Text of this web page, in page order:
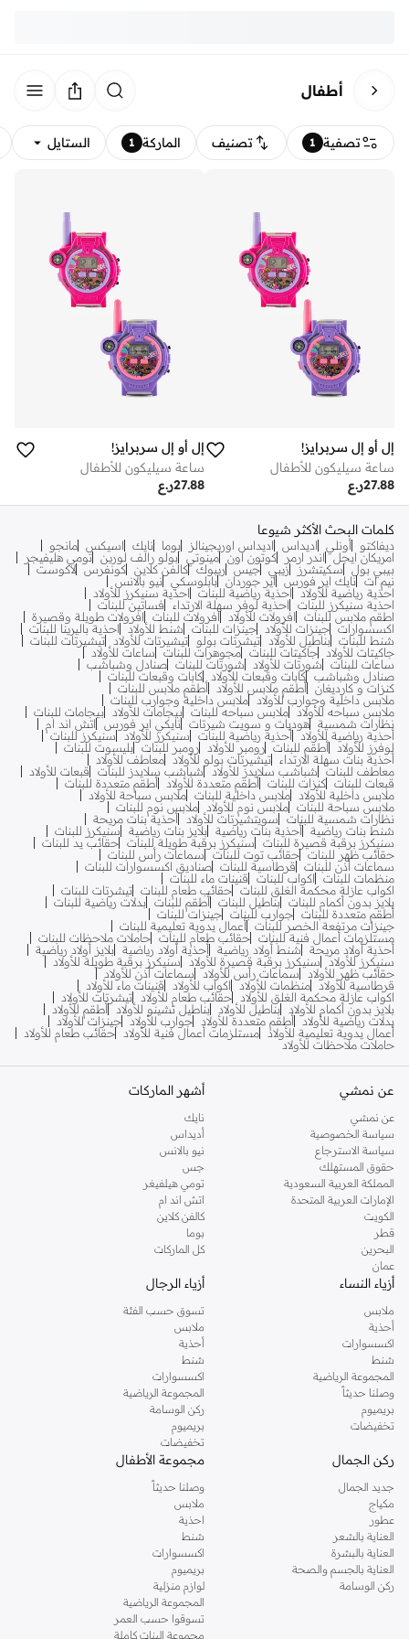
أطفال
تصفية 1 تصنيف الماركة 1 الستايل
إل أو إل سربرايز!
ساعة سيليكون للأطفال
ر.ع27.88
إل أو إل سربرايز!
ساعة سيليكون للأطفال
ر.ع27.88
كلمات البحث الأكثر شيوعا
ديفاكتو أونلي اديداس اديداس اوريجينالز بوما نايك اسيكس مانجو
امريكان ايجل
اندر ارمر كوتون اون مينوتي بولو رالف لورين تومي هليفيجر
بيبي بول
سكيتشرز زيبي جيس ريبوك كالفن كلاين كونفرس لاكوست
نيم ات نايك اير فورس اير جوردان بابلوسكي نيو بالانس
احذية رياضية للأولاد
احذية رياضية للبنات
احذية سنيكرز للأولاد
احذية سنيكرز للبنات
احذية لوفر سهلة الارتداء
فساتين للبنات
اطقم ملابس للبنات
افرولات للأولاد افرولات للبنات
افرولات طويلة وقصيرة
اكسسوارات جينزات للأولاد جينزات للبنات شنط للأولاد
احذية باليرينا للبنات
شنط للبنات بناطيل للأولاد تيشرتات بولو تيشيرتات للأولاد
تيشيرتات للبنات
جاكيتات للأولاد
جاكيتات للبنات مجوهرات للبنات
ساعات للأولاد
ساعات للبنات
شورتات للأولاد شورتات للبنات صنادل وشباشب
صنادل وشباشب كابات وقبعات للأولاد
كابات وقبعات للبنات
كنزات و كارديغان أطقم ملابس للأولاد
أطقم ملابس للبنات
ملابس داخلية وجوارب للأولاد
ملابس داخلية وجوارب للبنات
ملابس سباحه للأولاد ملابس سباحه للبنات بيجامات للأولاد
بيجامات للبنات
نظارات شمسية هوديات و سويت شيرتات نايكي اير فورس
اتش اند ام
أحذية رياضية للأولاد أحذية رياضية للبنات سنيكرز للأولاد
سنيكرز للبنات
لوفرز للأولاد
أطقم للبنات رومبر للأولاد رومبر للبنات بليسوت للبنات
أحذية بنات سهلة الارتداء
تيشيرتات بولو للأولاد معاطف للأولاد
معاطف للبنات
شباشب سلايدز للأولاد شباشب سلايدز للبنات
قبعات للأولاد
قبعات للبنات كنزات للبنات أطقم متعددة للأولاد
أطقم متعددة للبنات
ملابس داخلية للأولاد
ملابس داخلية للبنات ملابس سباحة للأولاد
ملابس سباحة للبنات ملابس نوم للأولاد
ملابس نوم للبنات
نظارات شمسية للبنات
سويتشيرتات للأولاد
أحذية بنات مريحة
شنط بنات رياضية أحذية بنات رياضية بلايز بنات رياضية
سنيكرز للبنات
سنيكرز برقبة قصيرة للبنات
سنيكرز برقبة طويلة للبنات حقائب يد للبنات
حقائب ظهر للبنات حقائب توت للبنات
سماعات رأس للبنات
سماعات أذن للبنات
قرطاسية للبنات صناديق اكسسوارات للبنات
منظمات للبنات
اكواب للبنات
قنينات ماء للبنات
اكواب عازلة محكمة الغلق للبنات حقائب طعام للبنات تيشرتات للبنات
بلايز بدون أكمام للبنات بناطيل للبنات أطقم للبنات بدلات رياضية للبنات
أطقم متعددة للبنات جوارب للبنات جينزات للبنات
جينزات مرتفعة الخصر للبنات أعمال يدوية تعليمية للبنات
مستلزمات أعمال فنية للبنات حقائب طعام للبنات حاملات ملاحظات للبنات
أحذية أولاد مريحة
شنط أولاد رياضية أحذية أولاد رياضية بلايز أولاد رياضية
سنيكرز للأولاد
سنيكرز برقبة قصيرة للأولاد
سنيكرز برقبة طويلة للأولاد
حقائب ظهر للأولاد
سماعات رأس للأولاد
سماعات أذن للأولاد
قرطاسية للأولاد منظمات للأولاد اكواب للأولاد
قنينات ماء للأولاد
اكواب عازلة محكمة الغلق للأولاد
حقائب طعام للأولاد
تيشرتات للأولاد
بلايز بدون أكمام للأولاد
بناطيل للأولاد بناطيل تشينو للأولاد
أطقم للأولاد
بدلات رياضية للأولاد أطقم متعددة للأولاد جوارب للأولاد جينزات للأولاد
أعمال يدوية تعليمية للأولاد
مستلزمات أعمال فنية للأولاد
حقائب طعام للأولاد
حاملات ملاحظات للأولاد
عن نمشي
عن نمشي
سياسة الخصوصية
سياسة الاسترجاع
حقوق المستهلك
المملكة العربية السعودية
الإمارات العربية المتحدة
الكويت
قطر
البحرين
عمان
أشهر الماركات
نايك
أديداس
نيو بالانس
جس
تومي هيلفيغر
اتش اند ام
كالفن كلاين
بوما
كل الماركات
أزياء النساء
ملابس
أحذية
اكسسوارات
شنط
المجموعة الرياضية
وصلنا حديثاً
بريميوم
تخفيضات
أزياء الرجال
تسوق حسب الفئة
ملابس
أحذية
شنط
اكسسوارات
المجموعة الرياضية
ركن الوسامة
بريميوم
تخفيضات
ركن الجمال
جديد الجمال
مكياج
عطور
العناية بالشعر
العناية بالبشرة
العناية بالجسم والصحة
ركن الوسامة
مجموعة الأطفال
وصلنا حديثاً
ملابس
احذية
شنط
اكسسوارات
بريميوم
لوازم منزلية
المجموعة الرياضية
تسوقوا حسب العمر
مجموعة البنات كاملة